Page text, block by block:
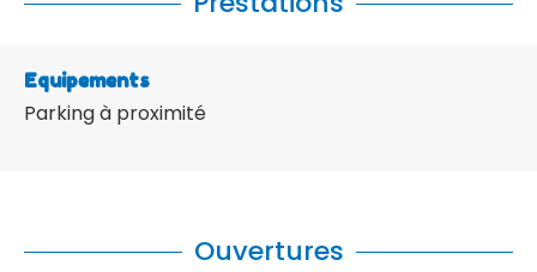
Equipements
Parking à proximité
Ouvertures